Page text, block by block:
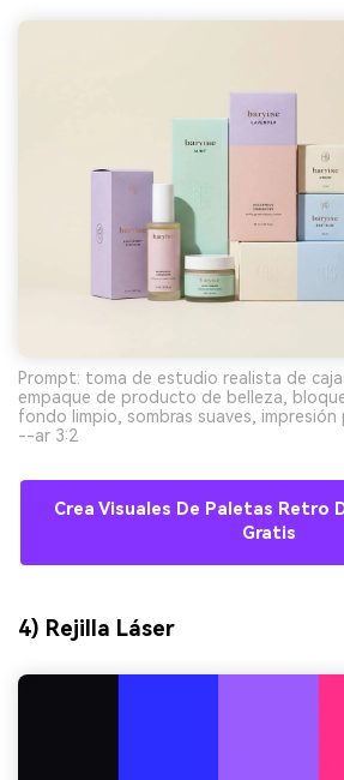
Prompt: toma de estudio realista de
empaque de producto de belleza,
fondo limpio, sombras suaves, impresión
--ar 3:2
Crea Visuales De Paletas Retro
Gratis
4) Rejilla Láser